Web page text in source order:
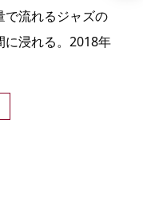
で流れるジャズの
に浸れる。2018年